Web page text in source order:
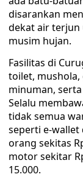
disarankan
dekat air terjun
musim hujan.
Fasilitas di
toilet, mushola,
minuman,
Selalu
tidak semua
seperti e-wallet
orang sekitas
motor sekitar
15.000.